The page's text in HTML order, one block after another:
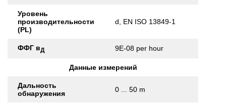
Уровень
производительности
(PL)
d, EN ISO 13849-1
ФФГ вД 9E-08 per hour
Данные измерений
Дальность
обнаружения
0 ... 50 m